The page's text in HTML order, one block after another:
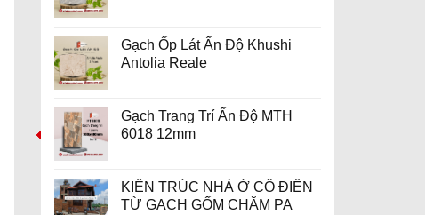
Gạch Ốp Lát Ấn Độ Khushi
Antolia Reale
Gạch Trang Trí Ấn Độ MTH
6018 12mm
KIẾN TRÚC NHÀ Ở CỔ ĐIỂN
TỪ GẠCH GỐM CHĂM PA